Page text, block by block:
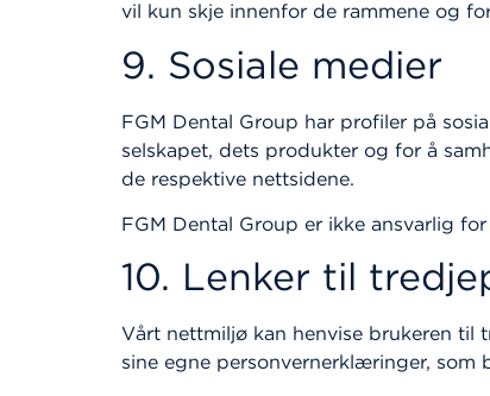
vil kun skje innenfor de rammene og
9. Sosiale medier
FGM Dental Group har profiler på
selskapet, dets produkter og for å
de respektive nettsidene.
FGM Dental Group er ikke ansvarlig
10. Lenker til
Vårt nettmiljø kan henvise brukeren til
sine egne personvernerklæringer, som